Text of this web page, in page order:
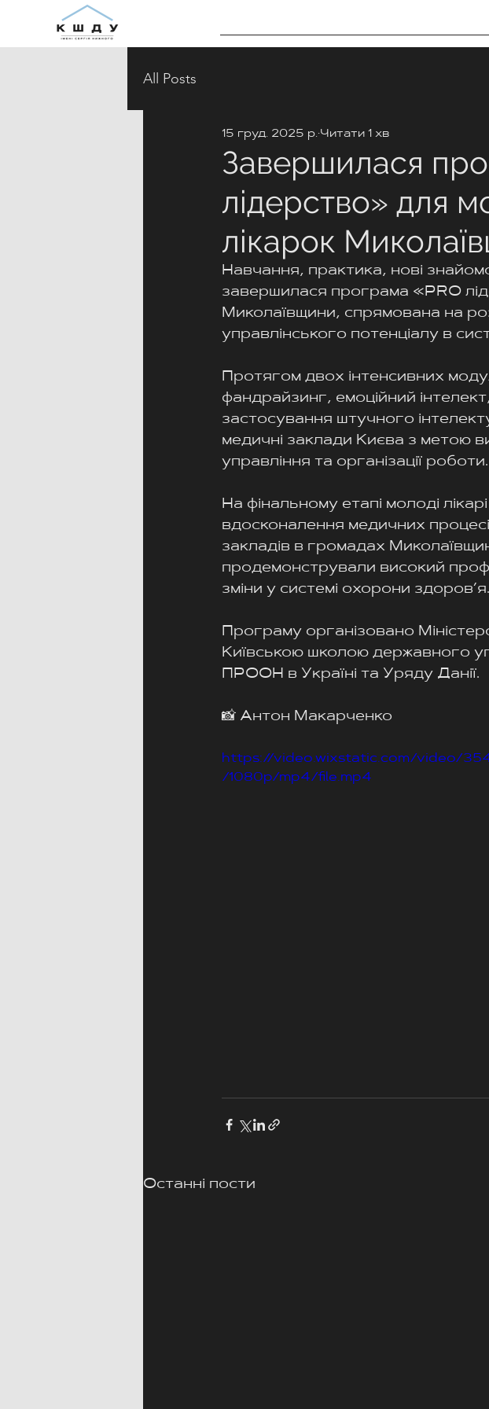
All Posts
Завершилася
лідерство» для
лікарок
15 груд. 2025 р. Читати 1 хв
Навчання, практика, нові
завершилася програма «PRO
Миколаївщини, спрямована на
управлінського потенціалу в
Протягом двох інтенсивних
фандрайзинг, емоційний
застосування штучного
медичні заклади Києва з метою
управління та організації роботи.
На фінальному етапі молоді
вдосконалення медичних
закладів в громадах
продемонстрували високий
зміни у системі охорони здоров’я.
Програму організовано
Київською школою державного
ПРООН в Україні та Уряду Данії.
📸 Антон Макарченко
https://video.wixstatic.com/video/
/1080p/mp4/file.mp4
Останні пости